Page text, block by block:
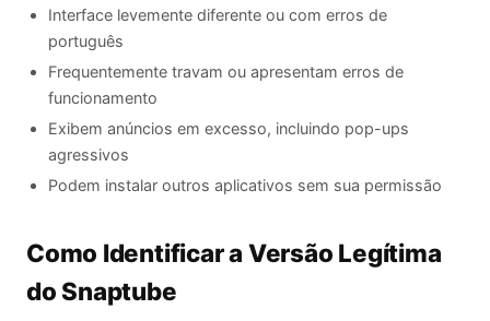
Interface levemente diferente ou com erros de
português
Frequentemente travam ou apresentam erros de
funcionamento
Exibem anúncios em excesso, incluindo pop-ups
agressivos
Podem instalar outros aplicativos sem sua permissão
Como Identificar a Versão Legítima
do Snaptube